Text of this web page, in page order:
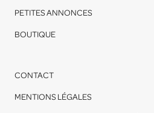
PETITES ANNONCES
BOUTIQUE
CONTACT
MENTIONS LÉGALES